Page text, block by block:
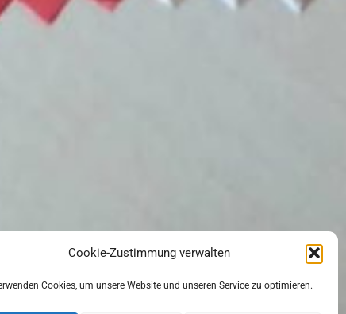
Cookie-Zustimmung verwalten
Cookies, um unsere Website und unseren Service zu optimieren.